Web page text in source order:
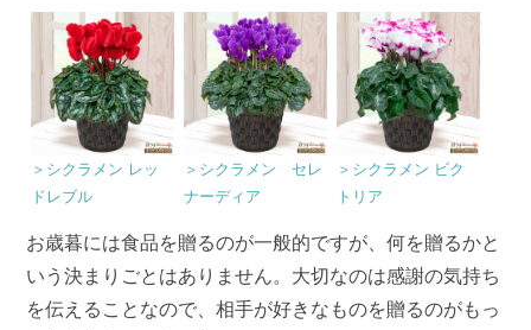
＞シクラメン レッ
ドレブル
＞シクラメン セレ
ナーディア
＞シクラメン ビク
トリア
お歳暮には食品を贈るのが一般的ですが、何を贈るかと
いう決まりごとはありません。大切なのは感謝の気持ち
を伝えることなので、相手が好きなものを贈るのがもっ